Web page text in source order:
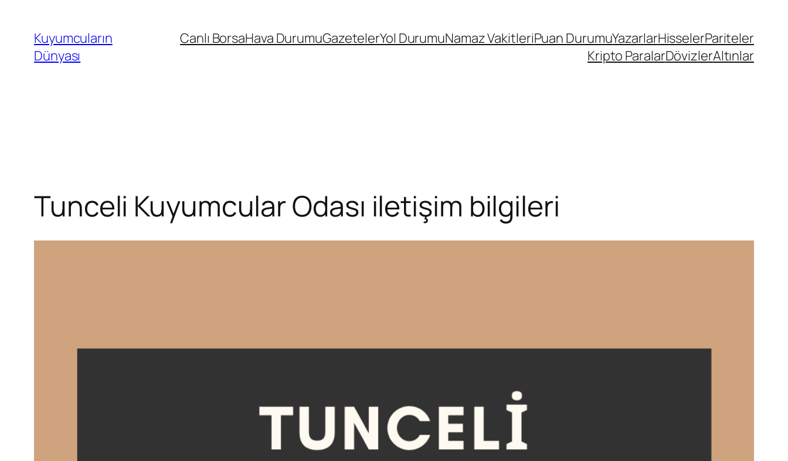
Kuyumcuların
Dünyası
Canlı BorsaHava DurumuGazetelerYol DurumuNamaz VakitleriPuan DurumuYazarlarHisselerPariteler
Kripto ParalarDövizlerAltınlar
Tunceli Kuyumcular Odası iletişim bilgileri